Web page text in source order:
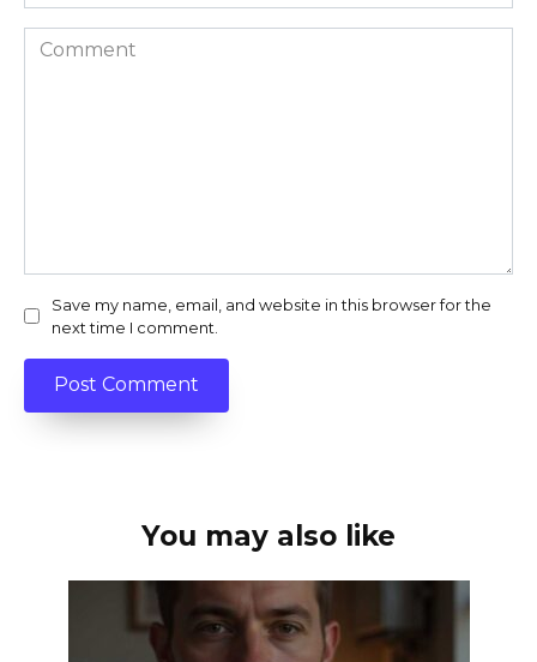
Comment
Save my name, email, and website in this browser for the
next time I comment.
You may also like